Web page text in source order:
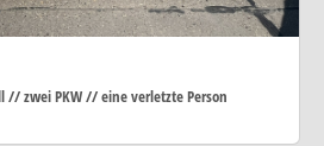
// zwei PKW // eine verletzte Person